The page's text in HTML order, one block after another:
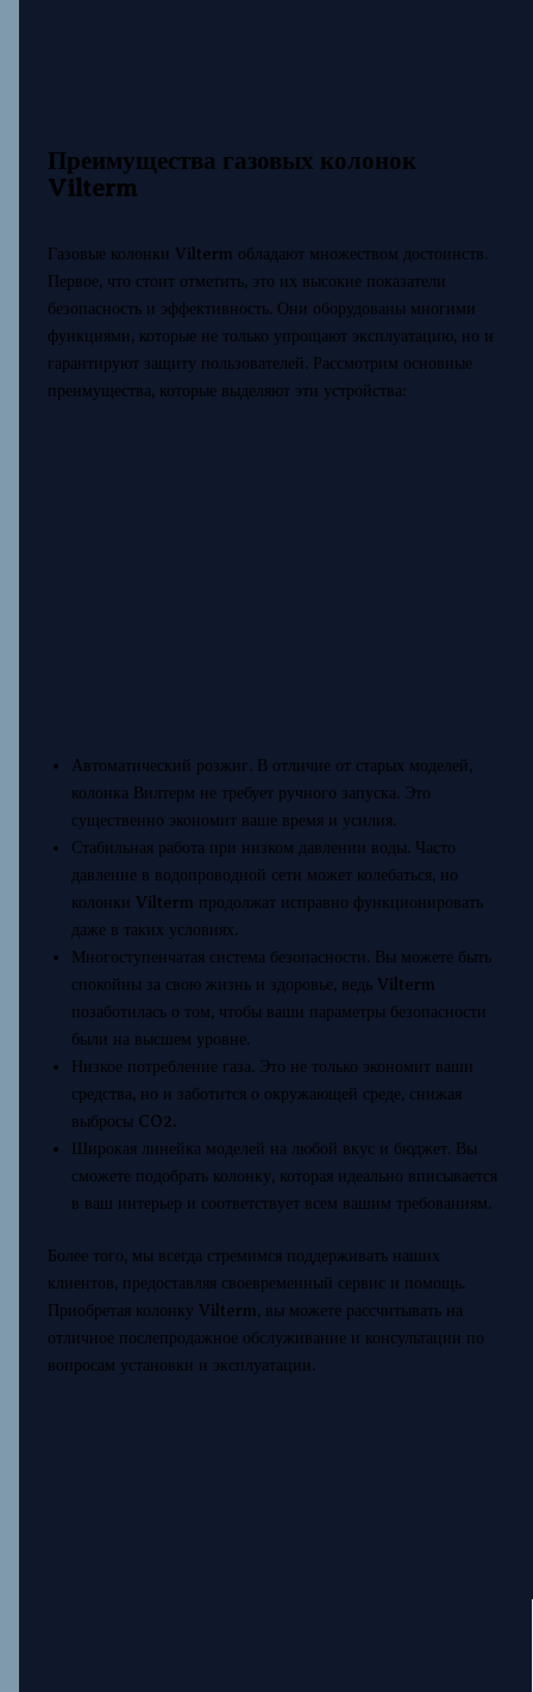
Преимущества газовых колонок
Vilterm
Газовые колонки Vilterm обладают множеством достоинств.
Первое, что стоит отметить, это их высокие показатели
безопасность и эффективность. Они оборудованы многими
функциями, которые не только упрощают эксплуатацию, но и
гарантируют защиту пользователей. Рассмотрим основные
преимущества, которые выделяют эти устройства:
Автоматический розжиг. В отличие от старых моделей,
колонка Вилтерм не требует ручного запуска. Это
существенно экономит ваше время и усилия.
Стабильная работа при низком давлении воды. Часто
давление в водопроводной сети может колебаться, но
колонки Vilterm продолжат исправно функционировать
даже в таких условиях.
Многоступенчатая система безопасности. Вы можете быть
спокойны за свою жизнь и здоровье, ведь Vilterm
позаботилась о том, чтобы ваши параметры безопасности
были на высшем уровне.
Низкое потребление газа. Это не только экономит ваши
средства, но и заботится о окружающей среде, снижая
выбросы CO2.
Широкая линейка моделей на любой вкус и бюджет. Вы
сможете подобрать колонку, которая идеально вписывается
в ваш интерьер и соответствует всем вашим требованиям.
Более того, мы всегда стремимся поддерживать наших
клиентов, предоставляя своевременный сервис и помощь.
Приобретая колонку Vilterm, вы можете рассчитывать на
отличное послепродажное обслуживание и консультации по
вопросам установки и эксплуатации.